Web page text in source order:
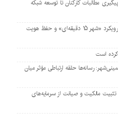
مطالبات کارکنان تا توسعه شبکه
لزوم بازنگری در طرح جامع کاشان با رویکرد «شهر ۱۵ دقیقه‌ای» و حفظ هویت
رسانه‌ها حلقه ارتباطی مؤثر میان
مالکیت و صیانت از سرمایه‌های